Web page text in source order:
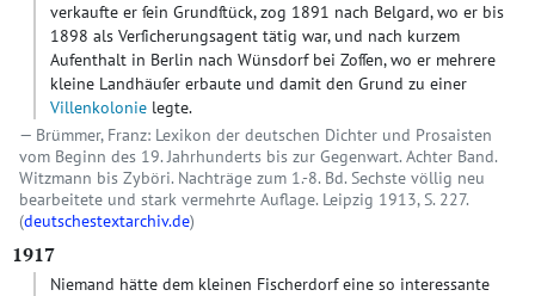
verkaufte er ſein Grundſtück, zog 1891 nach Belgard, wo er bis
1898 als Verſicherungsagent tätig war, und nach kurzem
Aufenthalt in Berlin nach Wünsdorf bei Zoſſen, wo er mehrere
kleine Landhäuſer erbaute und damit den Grund zu einer
Villenkolonie legte.
Brümmer, Franz: Lexikon der deutschen Dichter und Prosaisten
vom Beginn des 19. Jahrhunderts bis zur Gegenwart. Achter Band.
Witzmann bis Zyböri. Nachträge zum 1.-8. Bd. Sechste völlig neu
bearbeitete und stark vermehrte Auflage. Leipzig 1913, S. 227.
(deutschestextarchiv.de)
1917
Niemand hätte dem kleinen Fischerdorf eine so interessante